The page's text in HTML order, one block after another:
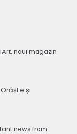
noul magazin
și
news from